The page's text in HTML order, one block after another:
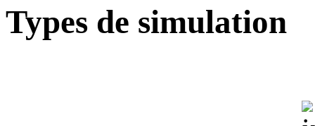
Types de simulation